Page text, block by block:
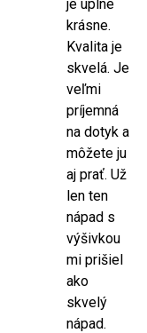
je úplne
krásne.
Kvalita je
skvelá. Je
veľmi
príjemná
na dotyk a
môžete ju
aj prať. Už
len ten
nápad s
výšivkou
mi prišiel
ako
skvelý
nápad.